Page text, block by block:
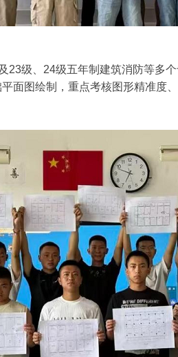
级、24级五年制建筑消防等多
面图绘制，重点考核图形精准度